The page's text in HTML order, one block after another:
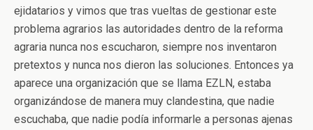
ejidatarios y vimos que tras vueltas de gestionar este
problema agrarios las autoridades dentro de la reforma
agraria nunca nos escucharon, siempre nos inventaron
pretextos y nunca nos dieron las soluciones. Entonces ya
aparece una organización que se llama EZLN, estaba
organizándose de manera muy clandestina, que nadie
escuchaba, que nadie podía informarle a personas ajenas